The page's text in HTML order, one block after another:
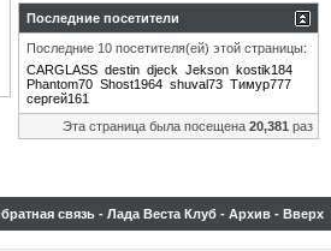
Последние посетители
Последние 10 посетителя(ей) этой страницы:
CARGLASS destin djeck Jekson kostik184
Phantom70 Shost1964 shuval73 Тимур777
сергей161
Эта страница была посещена 20,381 раз
связь - Лада Веста Клуб - Архив - Вверх